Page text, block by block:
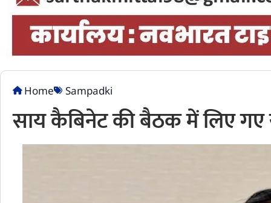
Home Sampadki
साय कैबिनेट की बैठक में लिए गए